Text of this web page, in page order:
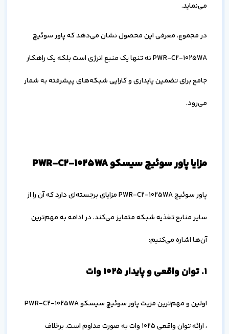
می‌نماید.
در مجموع، معرفی این محصول نشان می‌دهد که پاور سوئیچ
PWR-C2-1025WA نه تنها یک منبع انرژی است بلکه یک راهکار
جامع برای تضمین پایداری و کارایی شبکه‌های پیشرفته به شمار
می‌رود.
مزایا پاور سوئیچ سیسکو PWR-C2-1025WA
پاور سوئیچ PWR-C2-1025WA مزایای برجسته‌ای دارد که آن را از
سایر منابع تغذیه شبکه متمایز می‌کند. در ادامه به مهم‌ترین
آن‌ها اشاره می‌کنیم:
۱. توان واقعی و پایدار 1025 وات
اولین و مهم‌ترین مزیت پاور سوئیچ سیسکو PWR-C2-1025WA
، ارائه توان واقعی 1025 وات به صورت مداوم است. برخلاف